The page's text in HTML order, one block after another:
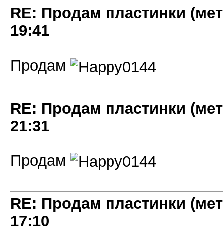
RE: Продам пластинки
19:41
Продам
RE: Продам пластинки
21:31
Продам
RE: Продам пластинки
17:10